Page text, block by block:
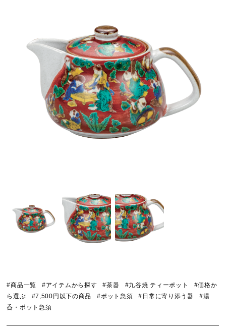
#商品一覧 #アイテムから探す #茶器 #九谷焼 ティーポット
#価格か
ら選ぶ
#7,500円以下の商品 #ポット急須 #日常に寄り添う器
#湯
呑・ポット急須